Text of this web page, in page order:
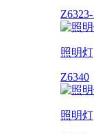
照明灯
Z6340
照明灯